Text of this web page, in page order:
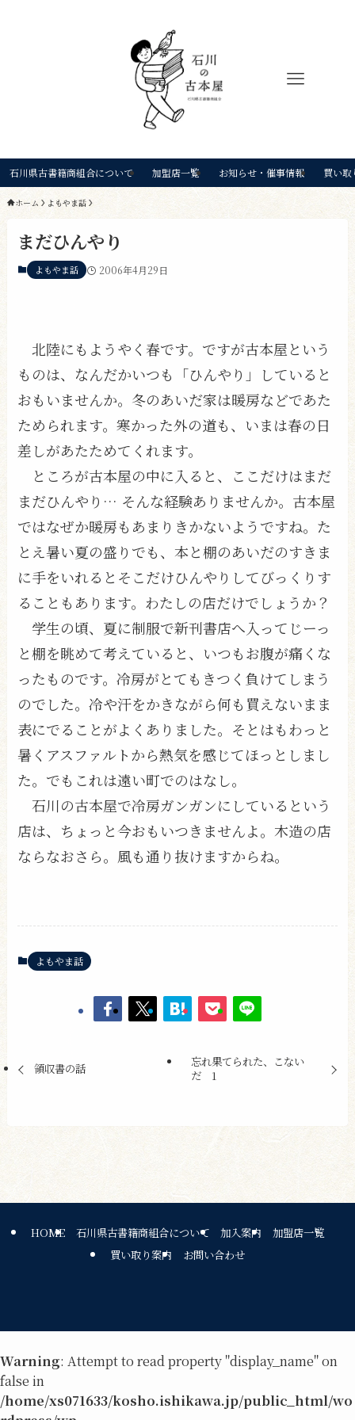
石川県古書籍商組合について 加盟店一覧 お知らせ・催事情報 買い取
ホーム よもやま話
まだひんやり
よもやま話 2006年4月29日
北陸にもようやく春です。ですが古本屋という
ものは、なんだかいつも「ひんやり」していると
おもいませんか。冬のあいだ家は暖房などであた
ためられます。寒かった外の道も、いまは春の日
差しがあたためてくれます。
ところが古本屋の中に入ると、ここだけはまだ
まだひんやり… そんな経験ありませんか。古本屋
ではなぜか暖房もあまりきかないようですね。た
とえ暑い夏の盛りでも、本と棚のあいだのすきま
に手をいれるとそこだけひんやりしてびっくりす
ることもあります。わたしの店だけでしょうか？
学生の頃、夏に制服で新刊書店へ入ってじーっ
と棚を眺めて考えていると、いつもお腹が痛くな
ったものです。冷房がとてもきつく負けてしまう
のでした。冷や汗をかきながら何も買えないまま
表にでることがよくありました。そとはもわっと
暑くアスファルトから熱気を感じてほっとしまし
た。でもこれは遠い町でのはなし。
石川の古本屋で冷房ガンガンにしているという
店は、ちょっと今おもいつきませんよ。木造の店
ならなおさら。風も通り抜けますからね。
よもやま話
領収書の話
忘れ果てられた、こない
だ 1
HOME 石川県古書籍商組合について 加入案内
加盟店一覧
買い取り案内
お問い合わせ
Warning: Attempt to read property "display_name" on
false in
/home/xs071633/kosho.ishikawa.jp/public_html/wo